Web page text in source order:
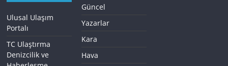
Ulusal Ulaşım
Portalı
TC Ulaştırma
Denizcilik ve
Güncel
Yazarlar
Kara
Hava